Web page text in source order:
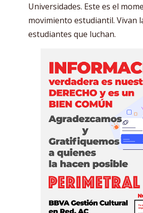
Universidades. Este es el
movimiento estudiantil. Vivan
estudiantes que luchan.